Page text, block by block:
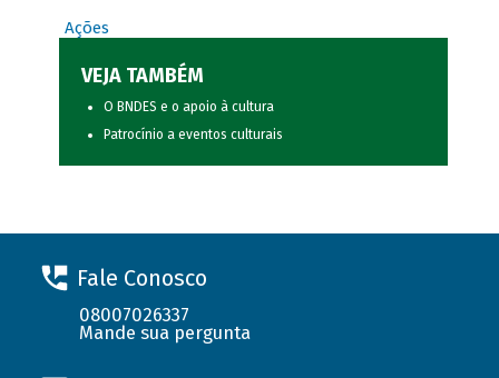
Ações
VEJA TAMBÉM
O BNDES e o apoio à cultura
Patrocínio a eventos culturais
Fale Conosco
08007026337
Mande sua pergunta